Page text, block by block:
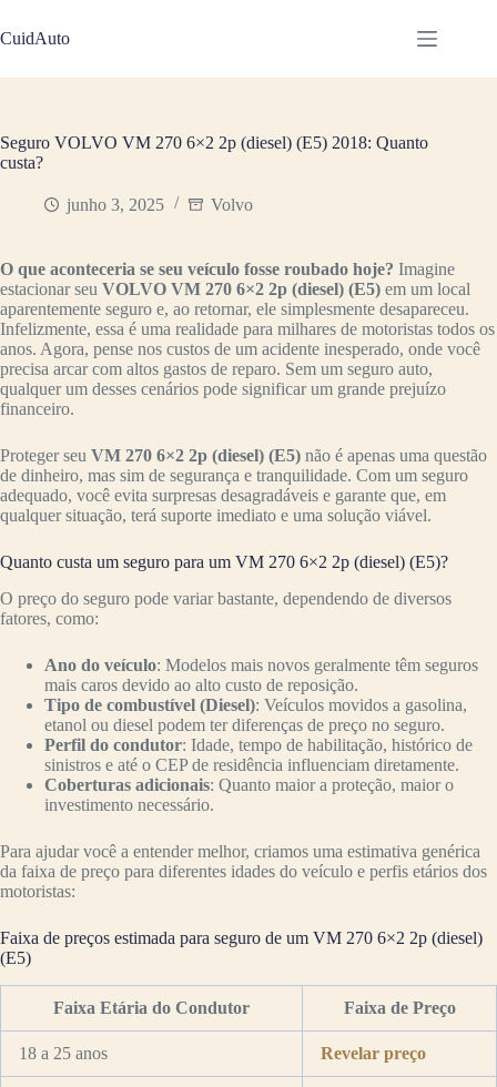
para
o
CuidAuto
Seguro VOLVO VM 270 6×2 2p (diesel) (E5) 2018: Quanto
custa?
junho 3, 2025 Volvo
O que aconteceria se seu veículo fosse roubado hoje? Imagine
estacionar seu VOLVO VM 270 6×2 2p (diesel) (E5) em um local
aparentemente seguro e, ao retornar, ele simplesmente desapareceu.
Infelizmente, essa é uma realidade para milhares de motoristas todos os
anos. Agora, pense nos custos de um acidente inesperado, onde você
precisa arcar com altos gastos de reparo. Sem um seguro auto,
qualquer um desses cenários pode significar um grande prejuízo
financeiro.
Proteger seu VM 270 6×2 2p (diesel) (E5) não é apenas uma questão
de dinheiro, mas sim de segurança e tranquilidade. Com um seguro
adequado, você evita surpresas desagradáveis e garante que, em
qualquer situação, terá suporte imediato e uma solução viável.
Quanto custa um seguro para um VM 270 6×2 2p (diesel) (E5)?
O preço do seguro pode variar bastante, dependendo de diversos
fatores, como:
Ano do veículo: Modelos mais novos geralmente têm seguros
mais caros devido ao alto custo de reposição.
Tipo de combustível (Diesel): Veículos movidos a gasolina,
etanol ou diesel podem ter diferenças de preço no seguro.
Perfil do condutor: Idade, tempo de habilitação, histórico de
sinistros e até o CEP de residência influenciam diretamente.
Coberturas adicionais: Quanto maior a proteção, maior o
investimento necessário.
Para ajudar você a entender melhor, criamos uma estimativa genérica
da faixa de preço para diferentes idades do veículo e perfis etários dos
motoristas:
Faixa de preços estimada para seguro de um VM 270 6×2 2p (diesel)
(E5)
Faixa Etária do Condutor Faixa de Preço
18 a 25 anos Revelar preço